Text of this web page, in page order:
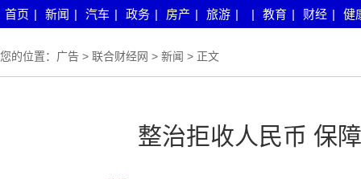
首页 | 新闻 | 汽车 | 政务 | 房产 | 旅游 | | 教育 | 财经 | 健
您的位置： 广告 > 联合财经网 > 新闻 > 正文
整治拒收人民币 保